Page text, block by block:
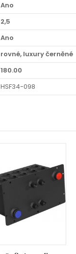
Ano
2,5
Ano
rovné, luxury černěné
180.00
HSF34-098